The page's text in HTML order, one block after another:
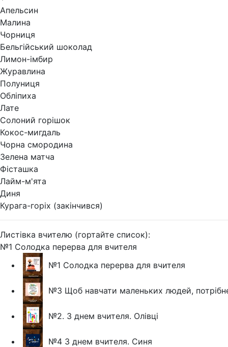
Апельсин
Малина
Чорниця
Бельгійський шоколад
Лимон-імбир
Журавлина
Полуниця
Обліпиха
Лате
Солоний горішок
Кокос-мигдаль
Чорна смородина
Зелена матча
Фісташка
Лайм-м'ята
Диня
Курага-горіх (закінчився)
Листівка вчителю (гортайте список):
№1 Солодка перерва для вчителя
№1 Солодка перерва для вчителя
№3 Щоб навчати маленьких людей,
№2. З днем вчителя. Олівці
№4 З днем вчителя. Синя